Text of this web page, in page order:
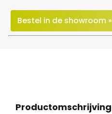
Bestel in de showroom »
Productomschrijving